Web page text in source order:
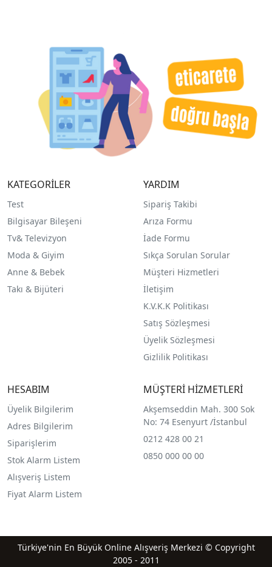
KATEGORİLER
Test
Bilgisayar Bileşeni
Tv& Televizyon
Moda & Giyim
Anne & Bebek
Takı & Bijüteri
YARDIM
Sipariş Takibi
Arıza Formu
İade Formu
Sıkça Sorulan Sorular
Müşteri Hizmetleri
İletişim
K.V.K.K Politikası
Satış Sözleşmesi
Üyelik Sözleşmesi
Gizlilik Politikası
HESABIM
Üyelik Bilgilerim
Adres Bilgilerim
Siparişlerim
Stok Alarm Listem
Alışveriş Listem
Fiyat Alarm Listem
MÜŞTERİ HİZMETLERİ
Akşemseddin Mah. 300 Sok
No: 74 Esenyurt /İstanbul
0212 428 00 21
0850 000 00 00
Türkiye'nin En Büyük Online Alışveriş Merkezi © Copyright
2005 - 2011